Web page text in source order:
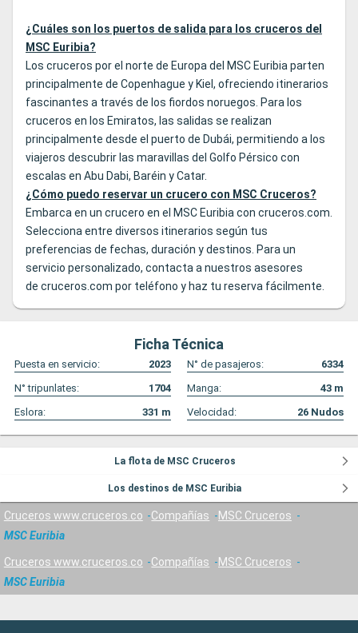
¿Cuáles son los puertos de salida para los cruceros del
MSC Euribia?
Los cruceros por el norte de Europa del MSC Euribia parten
principalmente de Copenhague y Kiel, ofreciendo itinerarios
fascinantes a través de los fiordos noruegos. Para los
cruceros en los Emiratos, las salidas se realizan
principalmente desde el puerto de Dubái, permitiendo a los
viajeros descubrir las maravillas del Golfo Pérsico con
escalas en Abu Dabi, Baréin y Catar.
¿Cómo puedo reservar un crucero con MSC Cruceros?
Embarca en un crucero en el MSC Euribia con cruceros.com.
Selecciona entre diversos itinerarios según tus
preferencias de fechas, duración y destinos. Para un
servicio personalizado, contacta a nuestros asesores
de cruceros.com por teléfono y haz tu reserva fácilmente.
Ficha Técnica
Puesta en servicio: 2023 N° de pasajeros:
6334
N° tripunlates:
1704 Manga: 43 m
Eslora:
331 m Velocidad: 26 Nudos
La flota de MSC Cruceros
Los destinos de MSC Euribia
Cruceros www.cruceros.co Compañías
MSC Cruceros
MSC Euribia
Cruceros www.cruceros.co Compañías
MSC Cruceros
MSC Euribia